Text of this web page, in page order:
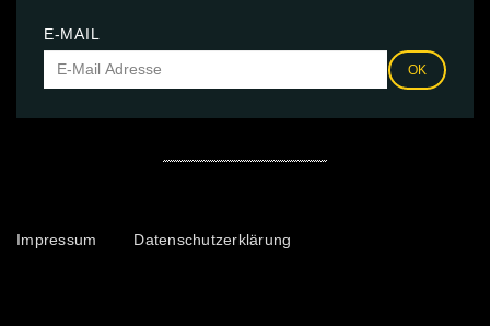
E-MAIL
OK
Impressum Datenschutzerklärung